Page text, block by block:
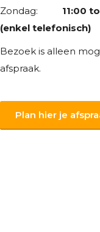
Zondag: 11:00
(enkel telefonisch)
Bezoek is alleen
afspraak.
Plan hier je